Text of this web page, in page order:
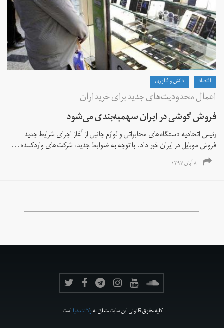
اقتصاد دانش و فناوری
اعمال محدودیت‌های جدید برای خریداران
فروش گوشی در ایران سهمیه‌بندی می‌شود
رئیس اتحادیه دستگاه‌های مخابراتی و لوازم جانبی از آغاز اجرای شرایط جدید
فروش موبایل در ایران خبر داد. با توجه به ضوابط جدید، شرکت‌های واردکننده...
۸ آبان ۱۳۹۷
کلیه حقوق قانونی این سایت متعلق بهولانت‌مدیااست.